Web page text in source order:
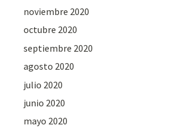
noviembre 2020
octubre 2020
septiembre 2020
agosto 2020
julio 2020
junio 2020
mayo 2020